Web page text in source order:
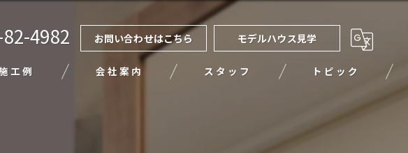
4982 お問い合わせはこちら モデルハウス見学
工例 会社案内 スタッフ トピック